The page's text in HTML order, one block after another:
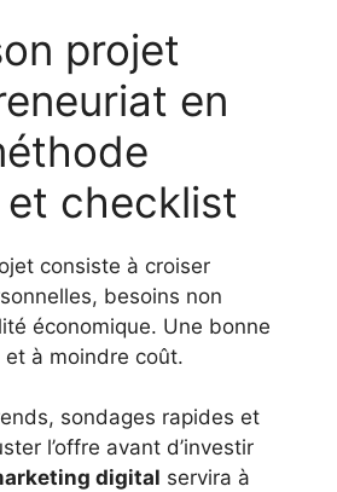
projet
en
checklist
consiste à croiser
besoins non
économique. Une bonne
à moindre coût.
sondages rapides et
l’offre avant d’investir
digital servira à